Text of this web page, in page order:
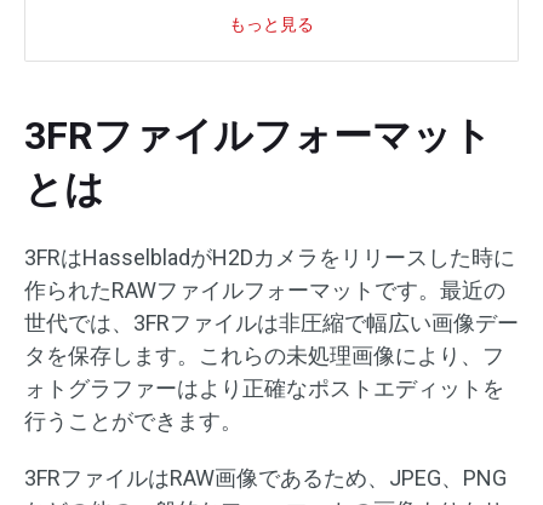
もっと見る
3FRファイルフォーマット
とは
3FRはHasselbladがH2Dカメラをリリースした時に
作られたRAWファイルフォーマットです。最近の
世代では、3FRファイルは非圧縮で幅広い画像デー
タを保存します。これらの未処理画像により、フ
ォトグラファーはより正確なポストエディットを
行うことができます。
3FRファイルはRAW画像であるため、JPEG、PNG